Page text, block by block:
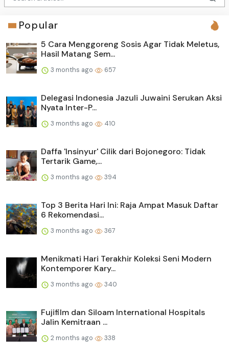
Popular
5 Cara Menggoreng Sosis Agar Tidak Meletus,
Hasil Matang Sem...
3 months ago 657
Delegasi Indonesia Jazuli Juwaini Serukan Aksi
Nyata Inter-P...
3 months ago 410
Daffa 'Insinyur' Cilik dari Bojonegoro: Tidak
Tertarik Game,...
3 months ago 394
Top 3 Berita Hari Ini: Raja Ampat Masuk Daftar
6 Rekomendasi...
3 months ago 367
Menikmati Hari Terakhir Koleksi Seni Modern
Kontemporer Kary...
3 months ago 340
Fujifilm dan Siloam International Hospitals
Jalin Kemitraan ...
2 months ago 338